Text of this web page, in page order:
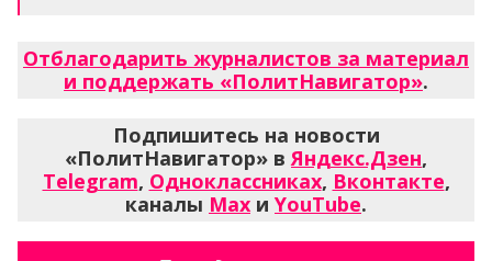
Отблагодарить журналистов за материал
и поддержать «ПолитНавигатор».
Подпишитесь на новости
«ПолитНавигатор» вЯндекс.Дзен,
Telegram, Одноклассниках, Вконтакте,
каналы Max и YouTube.